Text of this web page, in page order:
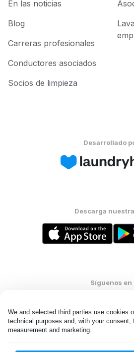
We and selected third parties use cookies
technical purposes and, with your consent,
measurement and marketing.
En las noticias
Blog
Carreras profesionales
Conductores asociados
Socios de limpieza
Desarrollado
Descarga
Síguenos en